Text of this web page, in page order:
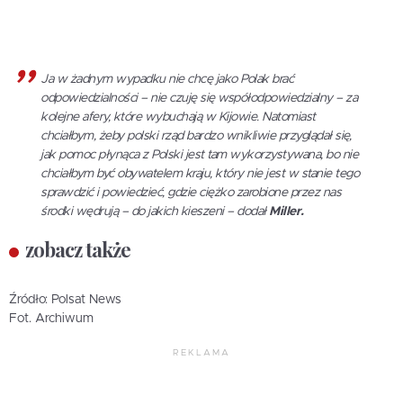
Ja w żadnym wypadku nie chcę jako Polak brać
odpowiedzialności – nie czuję się współodpowiedzialny – za
kolejne afery, które wybuchają w Kijowie. Natomiast
chciałbym, żeby polski rząd bardzo wnikliwie przyglądał się,
jak pomoc płynąca z Polski jest tam wykorzystywana, bo nie
chciałbym być obywatelem kraju, który nie jest w stanie tego
sprawdzić i powiedzieć, gdzie ciężko zarobione przez nas
środki wędrują – do jakich kieszeni – dodał Miller.
zobacz także
Źródło: Polsat News
Fot. Archiwum
REKLAMA